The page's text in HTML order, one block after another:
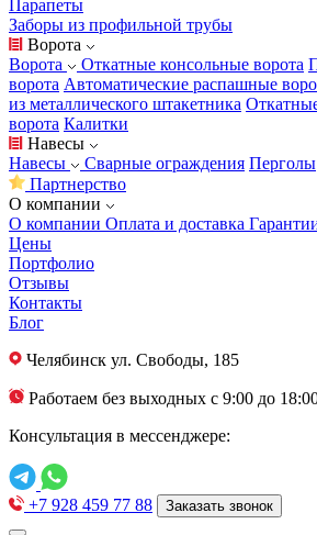
Парапеты
Заборы из профильной трубы
Ворота
Ворота
Откатные консольные ворота
ворота Автоматические распашные
из металлического штакетника
ворота Калитки
Навесы
Навесы
Сварные ограждения Перголы
Партнерство
О компании
О компании Оплата и доставка
Цены
Портфолио
Отзывы
Контакты
Блог
Челябинск ул. Свободы, 185
Работаем без выходных с 9:00 до
Консультация в мессенджере:
+7 928 459 77 88 Заказать звонок